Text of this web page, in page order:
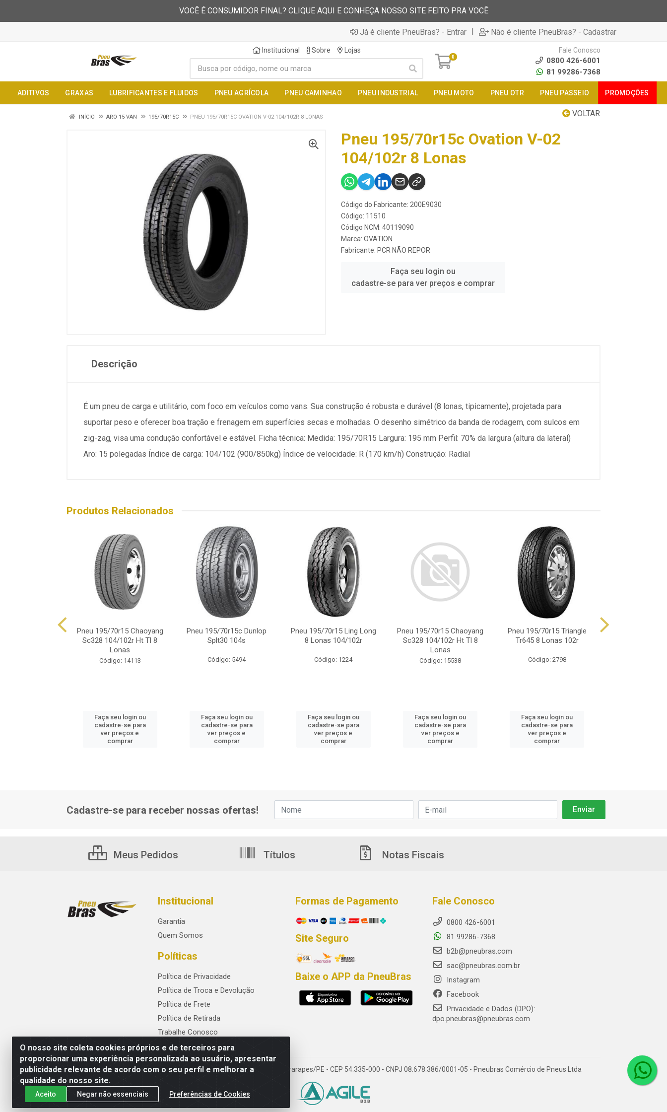
VOCÊ É CONSUMIDOR FINAL? CLIQUE AQUI E CONHEÇA NOSSO SITE FEITO PRA VOCÊ
Já é cliente PneuBras? - Entrar | Não é cliente PneuBras? - Cadastrar
Institucional Sobre Lojas
0
Fale Conosco
0800 426-6001
81 99286-7368
ADITIVOS GRAXAS LUBRIFICANTES E FLUIDOS PNEU AGRÍCOLA PNEU CAMINHAO PNEU INDUSTRIAL PNEU MOTO PNEU OTR PNEU PASSEIO PROMOÇÕES
VOLTAR
INÍCIO ARO 15 VAN 195/70R15C PNEU 195/70R15C OVATION V-02 104/102R 8 LONAS
Pneu 195/70r15c Ovation V-02
104/102r 8 Lonas
Código do Fabricante: 200E9030
Código: 11510
Código NCM: 40119090
Marca: OVATION
Fabricante: PCR NÃO REPOR
Faça seu login ou
cadastre-se para ver preços e comprar
Descrição
É um pneu de carga e utilitário, com foco em veículos como vans. Sua construção é robusta e durável (8 lonas, tipicamente), projetada para
suportar peso e oferecer boa tração e frenagem em superfícies secas e molhadas. O desenho simétrico da banda de rodagem, com sulcos em
zig-zag, visa uma condução confortável e estável. Ficha técnica: Medida: 195/70R15 Largura: 195 mm Perfil: 70% da largura (altura da lateral)
Aro: 15 polegadas Índice de carga: 104/102 (900/850kg) Índice de velocidade: R (170 km/h) Construção: Radial
Produtos Relacionados
Pneu 195/70r15 Chaoyang
Sc328 104/102r Ht Tl 8
Lonas
Código: 14113
Faça seu login ou
cadastre-se para
ver preços e
comprar
Pneu 195/70r15c Dunlop
Splt30 104s
Código: 5494
Faça seu login ou
cadastre-se para
ver preços e
comprar
Pneu 195/70r15 Ling Long
8 Lonas 104/102r
Código: 1224
Faça seu login ou
cadastre-se para
ver preços e
comprar
Pneu 195/70r15 Chaoyang
Sc328 104/102r Ht Tl 8
Lonas
Código: 15538
Faça seu login ou
cadastre-se para
ver preços e
comprar
Pneu 195/70r15 Triangle
Tr645 8 Lonas 102r
Código: 2798
Faça seu login ou
cadastre-se para
ver preços e
comprar
O nosso site coleta cookies próprios e de terceiros para
proporcionar uma experiência personalizada ao usuário, apresentar
publicidade relevante de acordo com o seu perfil e melhorar a
qualidade do nosso site.
Aceito Negar não essenciais Preferências de Cookies
Cadastre-se para receber nossas ofertas!
Meus Pedidos Títulos Notas Fiscais
Institucional
Garantia
Quem Somos
Políticas
Política de Privacidade
Política de Troca e Devolução
Política de Frete
Política de Retirada
Trabalhe Conosco
Formas de Pagamento
Site Seguro
Baixe o APP da PneuBras
Fale Conosco
0800 426-6001
81 99286-7368
b2b@pneubras.com
sac@pneubras.com.br
Instagram
Facebook
Privacidade e Dados (DPO):
dpo.pneubras@pneubras.com
PneuBras - Rodovia BR-101, KM 82 - Prazeres, Jaboatão dos Guararapes/PE - CEP 54.335-000 - CNPJ 08.678.386/0001-05 - Pneubras Comércio de Pneus Ltda